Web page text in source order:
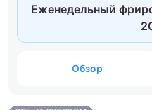
Еженедельный
Обзор